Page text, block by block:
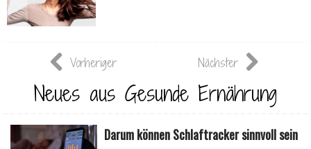
Vorheriger Nächster
Neues aus Gesunde Ernährung
Darum können Schlaftracker sinnvoll sein